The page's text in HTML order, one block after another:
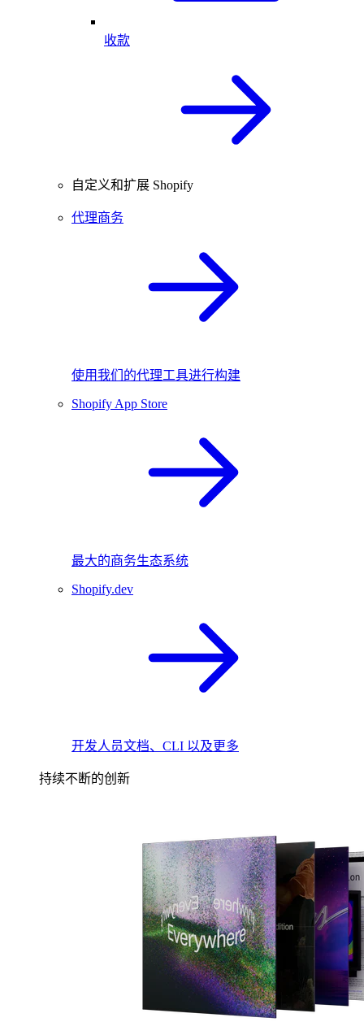
收款
自定义和扩展 Shopify
代理商务
使用我们的代理工具进行构建
Shopify App Store
最大的商务生态系统
Shopify.dev
开发人员文档、CLI 以及更多
持续不断的创新